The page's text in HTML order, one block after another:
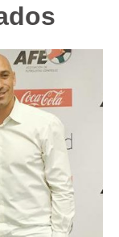
AFE, unidos
mejorar la
en